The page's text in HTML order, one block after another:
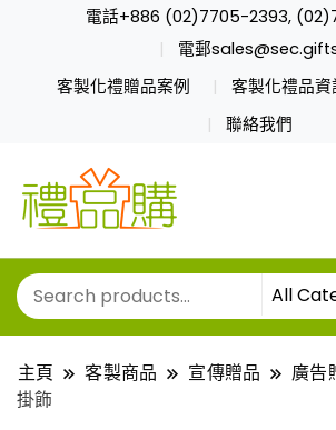
電話+886 (02)7705-2393,
電郵
客製化禮贈品案例
客製化禮品資
聯絡我們
主頁 客製商品 宣傳贈品 廣告
掛飾